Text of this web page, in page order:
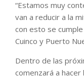
“Estamos muy
van a reducir a la
con esto se
Cuinco y Puerto
Dentro de las
comenzará a